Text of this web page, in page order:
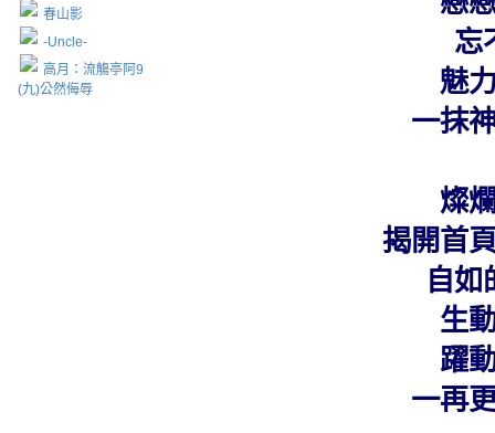
春山影
-Uncle-
高月：流觴亭阿9
(九)公然侮辱
忘
魅
一抹
燦
揭開首
自如
生
躍
一再